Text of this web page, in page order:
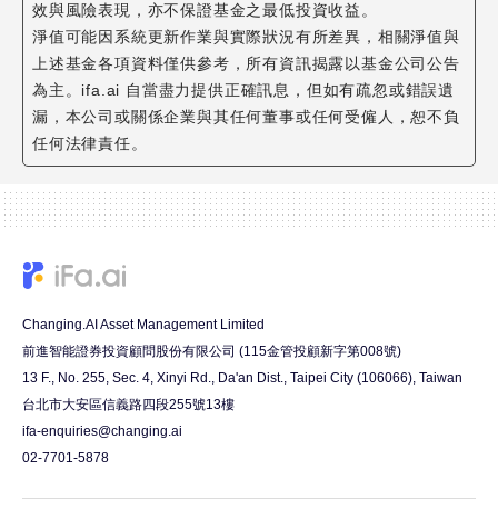
效與風險表現，亦不保證基金之最低投資收益。
淨值可能因系統更新作業與實際狀況有所差異，相關淨值與
上述基金各項資料僅供參考，所有資訊揭露以基金公司公告
為主。ifa.ai 自當盡力提供正確訊息，但如有疏忽或錯誤遺
漏，本公司或關係企業與其任何董事或任何受僱人，恕不負
任何法律責任。
Changing.AI Asset Management Limited
前進智能證券投資顧問股份有限公司 (115金管投顧新字第008號)
13 F., No. 255, Sec. 4, Xinyi Rd., Da'an Dist., Taipei City (106066), Taiwan
台北市大安區信義路四段255號13樓
ifa-enquiries@changing.ai
02-7701-5878